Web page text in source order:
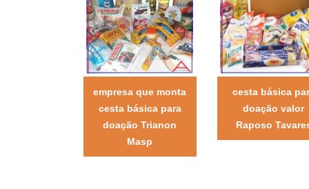
empresa que monta
cesta básica para
doação Trianon
Masp
cesta básica
doação valor
Raposo